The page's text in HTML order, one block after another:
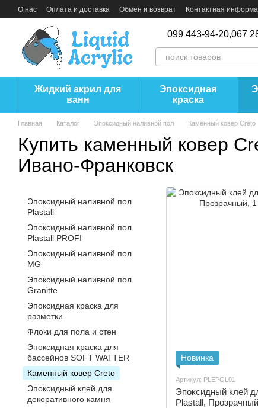
Перейти к основному контенту
О нас Оплата и доставка Обмен и возврат Контактная
099 443-94-20,067
Жидкий акрил для
ванн
Эпоксидная
краска
Главная Каталог Эпоксидный наливной пол Каменный ковер Creto
Купить каменный ковер
Ивано-Франковск
Новинка
Артикул: PLEPGL01
Эпоксидный клей
Plastall,
Эпоксидный наливной пол
Plastall
Эпоксидный наливной пол
Plastall PROFI
Эпоксидный наливной пол
MG
Эпоксидный наливной пол
Granitte
Эпоксидная краска для
разметки
Флоки для пола и стен
Эпоксидная краска для
бассейнов SOFT WATTER
Каменный ковер Creto
Эпоксидный клей для
декоративного камня